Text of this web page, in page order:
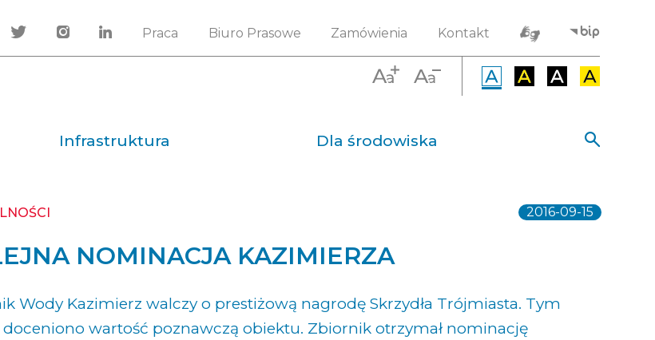
Praca Biuro Prasowe Zamówienia Kontakt
Infrastruktura Dla środowiska
2016-09-15
NOMINACJA KAZIMIERZA
Wody Kazimierz walczy o prestiżową nagrodę Skrzydła Trójmiasta. Tym
doceniono wartość poznawczą obiektu. Zbiornik otrzymał nominację